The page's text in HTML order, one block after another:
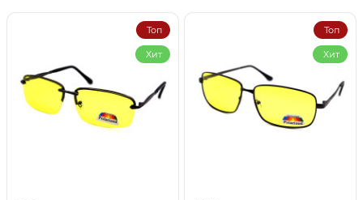
Топ
Хит
Топ
Хит